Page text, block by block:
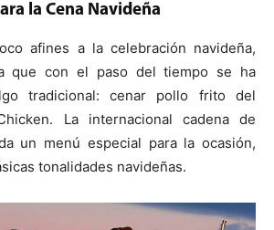
la Cena Navideña
afines a la celebración navideña,
que con el paso del tiempo se ha
tradicional: cenar pollo frito del
La internacional cadena de
un menú especial para la ocasión,
tonalidades navideñas.